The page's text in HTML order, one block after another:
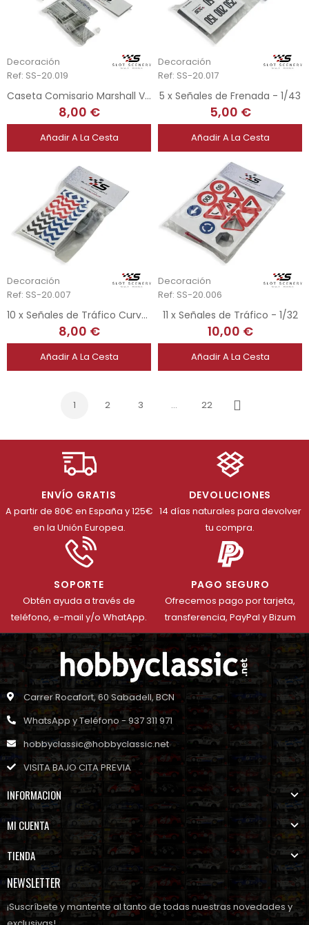
Decoración
Ref: SS-20.019
Caseta Comisario Marshall Vintage - 1/32
8,00 €
Añadir A La Cesta
Decoración
Ref: SS-20.017
5 x Señales de Frenada - 1/43
5,00 €
Añadir A La Cesta
Decoración
Ref: SS-20.007
10 x Señales de Tráfico Curvas - 1/32
8,00 €
Añadir A La Cesta
Decoración
Ref: SS-20.006
11 x Señales de Tráfico - 1/32
10,00 €
Añadir A La Cesta
1 2 3 … 22
Siguiente
ENVÍO GRATIS
A partir de 80€ en España y 125€
en la Unión Europea.
DEVOLUCIONES
14 días naturales para devolver
tu compra.
SOPORTE
Obtén ayuda a través de
teléfono, e-mail y/o WhatApp.
PAGO SEGURO
Ofrecemos pago por tarjeta,
transferencia, PayPal y Bizum
Carrer Rocafort, 60 Sabadell, BCN
WhatsApp y Teléfono - 937 311 971
hobbyclassic@hobbyclassic.net
VISITA BAJO CITA PREVIA
INFORMACION
MI CUENTA
TIENDA
NEWSLETTER
¡Suscríbete y mantente al tanto de todas nuestras novedades y